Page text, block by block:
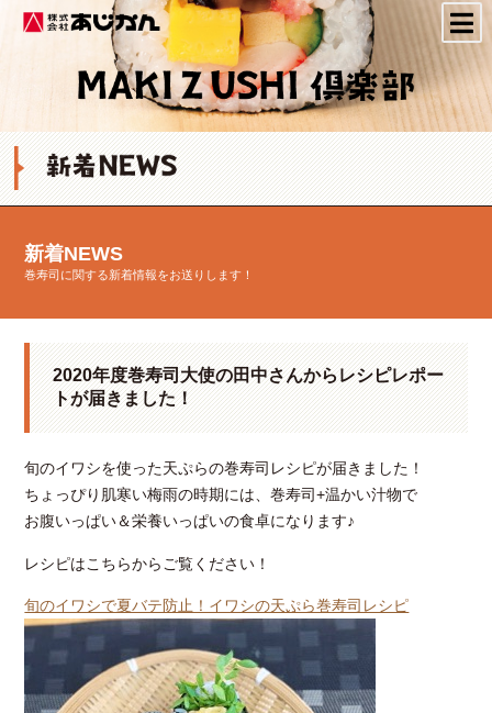
株式会社あじかん
新着NEWS
巻寿司に関する新着情報をお送りします！
2020年度巻寿司大使の田中さんからレシピレポー
トが届きました！
旬のイワシを使った天ぷらの巻寿司レシピが届きました！
ちょっぴり肌寒い梅雨の時期には、巻寿司+温かい汁物で
お腹いっぱい＆栄養いっぱいの食卓になります♪
レシピはこちらからご覧ください！
旬のイワシで夏バテ防止！イワシの天ぷら巻寿司レシピ